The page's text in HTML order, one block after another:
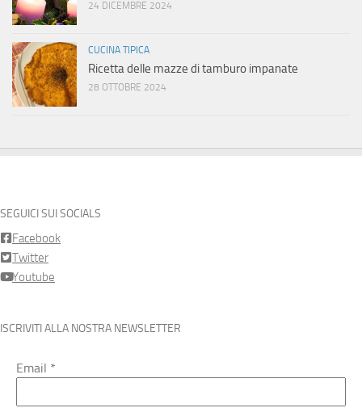
24 DICEMBRE 2024
CUCINA TIPICA
Ricetta delle mazze di tamburo impanate
28 OTTOBRE 2024
SEGUICI SUI SOCIALS
Facebook
Twitter
Youtube
ISCRIVITI ALLA NOSTRA NEWSLETTER
Email *